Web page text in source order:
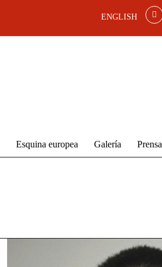
ENGLISH
Esquina europea Galería Prensa